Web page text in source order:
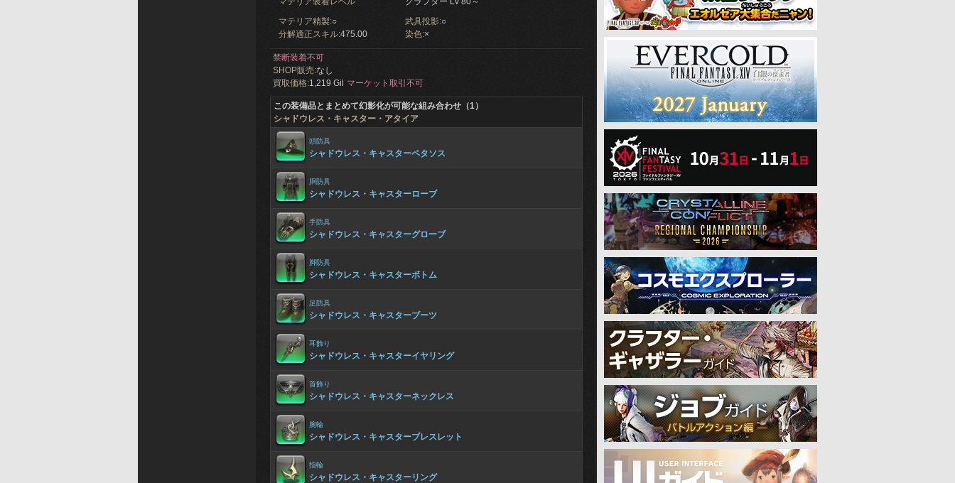
マテリア精製:○ 武具投影:○
分解適正スキル:475.00 染色:×
禁断装着不可
SHOP販売:なし
買取価格:1,219 Gil マーケット取引不可
この装備品とまとめて幻影化が可能な組み合わせ（1）
シャドウレス・キャスター・アタイア
頭防具
シャドウレス・キャスターペタソス
胴防具
シャドウレス・キャスターローブ
手防具
シャドウレス・キャスターグローブ
脚防具
シャドウレス・キャスターボトム
足防具
シャドウレス・キャスターブーツ
耳飾り
シャドウレス・キャスターイヤリング
首飾り
シャドウレス・キャスターネックレス
腕輪
シャドウレス・キャスターブレスレット
指輪
シャドウレス・キャスターリング